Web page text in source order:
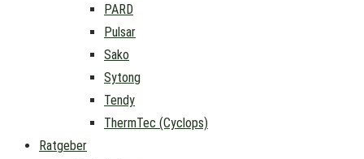
PARD
Pulsar
Sako
Sytong
Tendy
ThermTec (Cyclops)
Ratgeber